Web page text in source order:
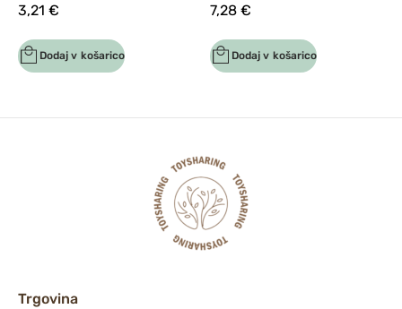
3,21€
Dodaj v košarico
7,28€
Dodaj v košarico
Trgovina